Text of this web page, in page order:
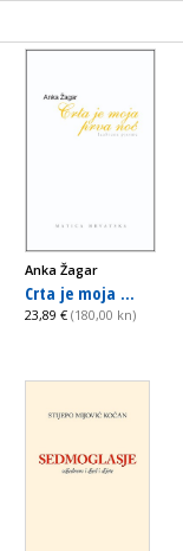
Anka Žagar
Crta je moja ...
23,89 € (180,00 kn)